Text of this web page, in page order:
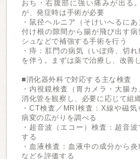
おち・右腹部に強い痛みが出る
が、発症時は手術が必要
・鼠径ヘルニア（そけいへるに
付け根の隙間から腸が飛び出す
シュなどで補強する手術を行う
・痔：肛門の病気（いぼ痔、切
を伴う。まずは薬で治療し、改善
■消化器外科で対応する主な検査
・内視鏡検査（胃カメラ・大腸
消化管を観察し、必要に応じて組
・CT検査／MRI検査：X線や磁
病変の広がりを調べる
・超音波（エコー）検査：超音
する
・血液検査：血液中の成分から
などを評価する